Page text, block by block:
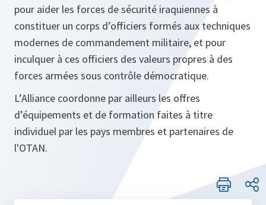
pour aider les forces de sécurité iraquiennes à
constituer un corps d’officiers formés aux techniques
modernes de commandement militaire, et pour
inculquer à ces officiers des valeurs propres à des
forces armées sous contrôle démocratique.
L’Alliance coordonne par ailleurs les offres
d’équipements et de formation faites à titre
individuel par les pays membres et partenaires de
l'OTAN.